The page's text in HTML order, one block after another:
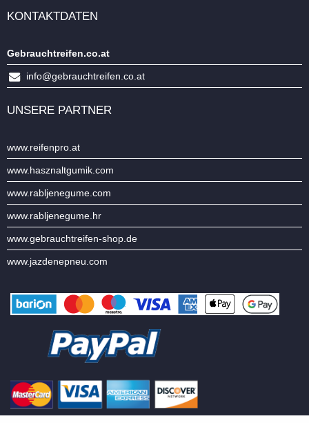
KONTAKTDATEN
Gebrauchtreifen.co.at
info@gebrauchtreifen.co.at
UNSERE PARTNER
www.reifenpro.at
www.hasznaltgumik.com
www.rabljenegume.com
www.rabljenegume.hr
www.gebrauchtreifen-shop.de
www.jazdenepneu.com